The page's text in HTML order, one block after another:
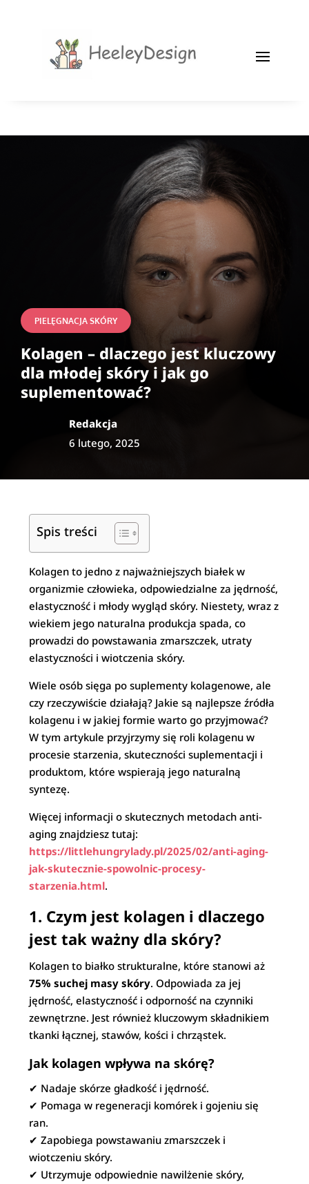
PIELĘGNACJA SKÓRY
Kolagen – dlaczego jest kluczowy
dla młodej skóry i jak go
suplementować?
Redakcja
6 lutego, 2025
Spis treści
Kolagen to jedno z najważniejszych białek w
organizmie człowieka, odpowiedzialne za jędrność,
elastyczność i młody wygląd skóry. Niestety, wraz z
wiekiem jego naturalna produkcja spada, co
prowadzi do powstawania zmarszczek, utraty
elastyczności i wiotczenia skóry.
Wiele osób sięga po suplementy kolagenowe, ale
czy rzeczywiście działają? Jakie są najlepsze źródła
kolagenu i w jakiej formie warto go przyjmować?
W tym artykule przyjrzymy się roli kolagenu w
procesie starzenia, skuteczności suplementacji i
produktom, które wspierają jego naturalną
syntezę.
Więcej informacji o skutecznych metodach anti-
aging znajdziesz tutaj:
https://littlehungrylady.pl/2025/02/anti-aging-
jak-skutecznie-spowolnic-procesy-
starzenia.html.
1. Czym jest kolagen i dlaczego
jest tak ważny dla skóry?
Kolagen to białko strukturalne, które stanowi aż
75% suchej masy skóry. Odpowiada za jej
jędrność, elastyczność i odporność na czynniki
zewnętrzne. Jest również kluczowym składnikiem
tkanki łącznej, stawów, kości i chrząstek.
Jak kolagen wpływa na skórę?
✔ Nadaje skórze gładkość i jędrność.
✔ Pomaga w regeneracji komórek i gojeniu się
ran.
✔ Zapobiega powstawaniu zmarszczek i
wiotczeniu skóry.
✔ Utrzymuje odpowiednie nawilżenie skóry,